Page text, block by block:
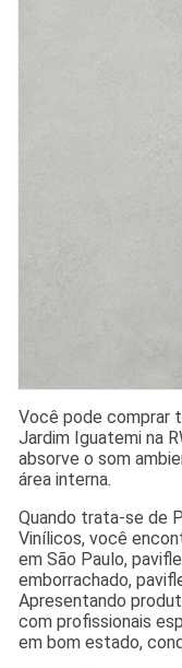
Você pode comprar
Jardim Iguatemi na
absorve o som
área interna.
Quando trata-se de
Vinílicos, você
em São Paulo,
emborrachado,
Apresentando
com profissionais
em bom estado,